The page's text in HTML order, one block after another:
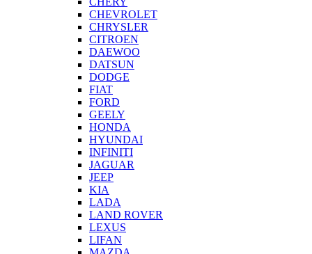
CHEVROLET
CHRYSLER
CITROEN
DAEWOO
DATSUN
DODGE
FIAT
FORD
GEELY
HONDA
HYUNDAI
INFINITI
JAGUAR
JEEP
KIA
LADA
LAND ROVER
LEXUS
LIFAN